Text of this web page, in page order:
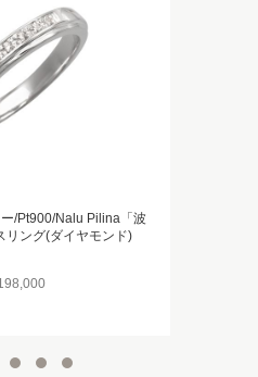
/Pt900/Nalu Pilina「波
リング(ダイヤモンド)